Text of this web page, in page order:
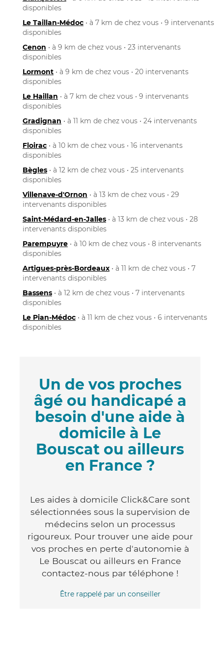
disponibles
Le Taillan-Médoc • à 7 km de chez vous • 9 intervenants
disponibles
Cenon • à 9 km de chez vous • 23 intervenants
disponibles
Lormont • à 9 km de chez vous • 20 intervenants
disponibles
Le Haillan • à 7 km de chez vous • 9 intervenants
disponibles
Gradignan • à 11 km de chez vous • 24 intervenants
disponibles
Floirac • à 10 km de chez vous • 16 intervenants
disponibles
Bègles • à 12 km de chez vous • 25 intervenants
disponibles
Villenave-d'Ornon • à 13 km de chez vous • 29
intervenants disponibles
Saint-Médard-en-Jalles • à 13 km de chez vous • 28
intervenants disponibles
Parempuyre • à 10 km de chez vous • 8 intervenants
disponibles
Artigues-près-Bordeaux • à 11 km de chez vous • 7
intervenants disponibles
Bassens • à 12 km de chez vous • 7 intervenants
disponibles
Le Pian-Médoc • à 11 km de chez vous • 6 intervenants
disponibles
Un de vos proches
âgé ou handicapé a
besoin d'une aide à
domicile à Le
Bouscat ou ailleurs
en France ?
Les aides à domicile Click&Care sont
sélectionnées sous la supervision de
médecins selon un processus
rigoureux. Pour trouver une aide pour
vos proches en perte d'autonomie à
Le Bouscat ou ailleurs en France
contactez-nous par téléphone !
Être rappelé par un conseiller